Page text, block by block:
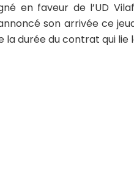
en faveur de l’UD
son arrivée ce
la durée du contrat qui lie